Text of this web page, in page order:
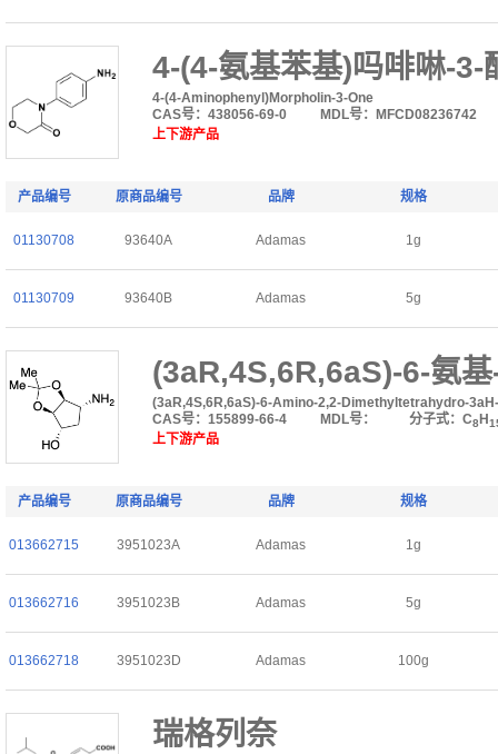
4-(4-氨基苯基)吗啡啉-3-
4-(4-Aminophenyl)Morpholin-3-One
CAS号：438056-69-0
MDL号：MFCD08236742
上下游产品
产品编号 原商品编号 品牌 规格
01130708 93640A Adamas 1g
01130709 93640B Adamas 5g
(3aR,4S,6R,6aS)-6-氨
(3aR,4S,6R,6aS)-6-Amino-2,2-Dimethyltetrahydro-
CAS号：155899-66-4
MDL号： 分子式：C8 H
上下游产品
产品编号 原商品编号 品牌 规格
013662715 3951023A Adamas 1g
013662716 3951023B Adamas 5g
013662718 3951023D Adamas 100g
瑞格列奈